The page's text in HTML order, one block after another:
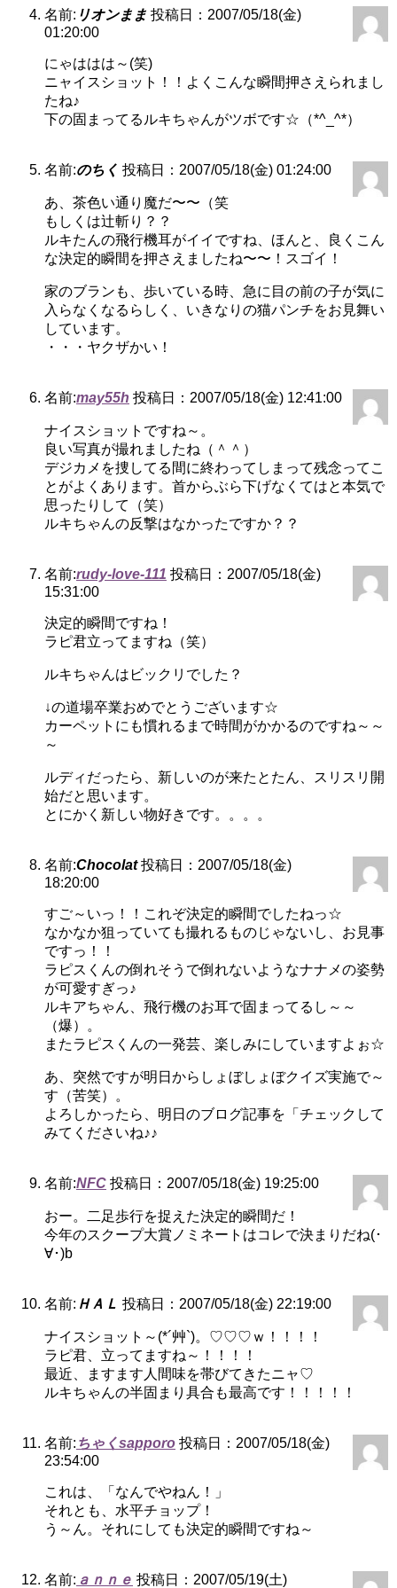
名前: リオンまま 投稿日：2007/05/18(金)
01:20:00
にゃははは～(笑)
ニャイスショット！！よくこんな瞬間押さえられまし
たね♪
下の固まってるルキちゃんがツボです☆（*^_^*）
名前:のちく 投稿日：2007/05/18(金) 01:24:00
あ、茶色い通り魔だ〜〜（笑
もしくは辻斬り？？
ルキたんの飛行機耳がイイですね、ほんと、良くこん
な決定的瞬間を押さえましたね〜〜！スゴイ！
家のブランも、歩いている時、急に目の前の子が気に
入らなくなるらしく、いきなりの猫パンチをお見舞い
しています。
・・・ヤクザかい！
名前:may55h 投稿日：2007/05/18(金) 12:41:00
ナイスショットですね～。
良い写真が撮れましたね（＾＾）
デジカメを捜してる間に終わってしまって残念ってこ
とがよくあります。首からぶら下げなくてはと本気で
思ったりして（笑）
ルキちゃんの反撃はなかったですか？？
名前:rudy-love-111 投稿日：2007/05/18(金)
15:31:00
決定的瞬間ですね！
ラピ君立ってますね（笑）
ルキちゃんはビックリでした？
↓の道場卒業おめでとうございます☆
カーペットにも慣れるまで時間がかかるのですね～～
～
ルディだったら、新しいのが来たとたん、スリスリ開
始だと思います。
とにかく新しい物好きです。。。。
名前:Chocolat 投稿日：2007/05/18(金)
18:20:00
すご～いっ！！これぞ決定的瞬間でしたねっ☆
なかなか狙っていても撮れるものじゃないし、お見事
ですっ！！
ラピスくんの倒れそうで倒れないようなナナメの姿勢
が可愛すぎっ♪
ルキアちゃん、飛行機のお耳で固まってるし～～
（爆）。
またラピスくんの一発芸、楽しみにしていますよぉ☆
あ、突然ですが明日からしょぼしょぼクイズ実施で～
す（苦笑）。
よろしかったら、明日のブログ記事を「チェックして
みてくださいね♪♪
名前:NFC 投稿日：2007/05/18(金) 19:25:00
おー。二足歩行を捉えた決定的瞬間だ！
今年のスクープ大賞ノミネートはコレで決まりだね(･
∀･)b
名前: ＨＡＬ 投稿日：2007/05/18(金) 22:19:00
ナイスショット～(*´艸`)。♡♡♡ｗ！！！！
ラピ君、立ってますね～！！！！
最近、ますます人間味を帯びてきたニャ♡
ルキちゃんの半固まり具合も最高です！！！！！
名前: ちゃくsapporo 投稿日：2007/05/18(金)
23:54:00
これは、「なんでやねん！」
それとも、水平チョップ！
う～ん。それにしても決定的瞬間ですね～
名前: ａｎｎｅ 投稿日：2007/05/19(土)